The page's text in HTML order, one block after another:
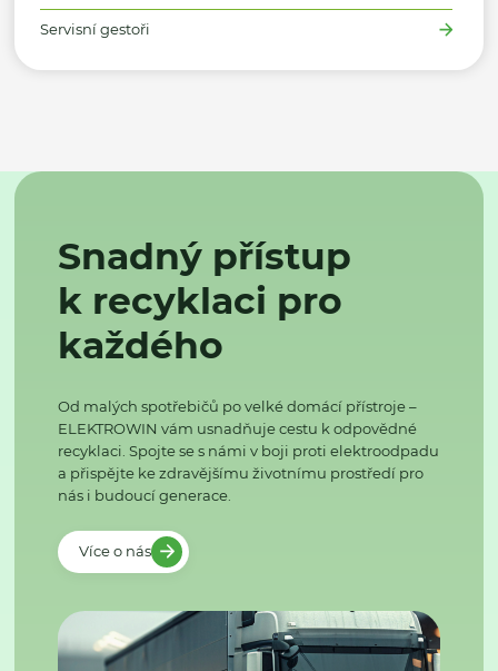
Servisní gestoři
Snadný přístup
k recyklaci pro
každého
Od malých spotřebičů po velké domácí přístroje –
ELEKTROWIN vám usnadňuje cestu k odpovědné
recyklaci. Spojte se s námi v boji proti elektroodpadu
a přispějte ke zdravějšímu životnímu prostředí pro
nás i budoucí generace.
Více o nás